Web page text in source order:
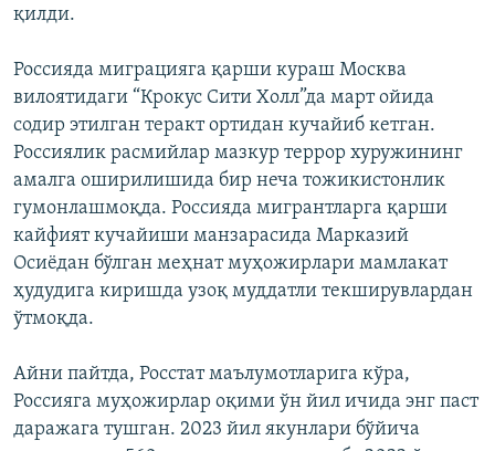
қилди.
Россияда миграцияга қарши кураш Москва
вилоятидаги “Крокус Сити Холл”да март ойида
содир этилган теракт ортидан кучайиб кетган.
Россиялик расмийлар мазкур террор хуружининг
амалга оширилишида бир неча тожикистонлик
гумонлашмоқда. Россияда мигрантларга қарши
кайфият кучайиши манзарасида Марказий
Осиёдан бўлган меҳнат муҳожирлари мамлакат
ҳудудига киришда узоқ муддатли текширувлардан
ўтмоқда.
Айни пайтда, Росстат маълумотларига кўра,
Россияга муҳожирлар оқими ўн йил ичида энг паст
даражага тушган. 2023 йил якунлари бўйича